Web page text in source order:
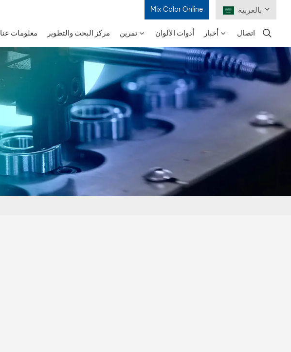
Mix Color Online بالعربية
English
Français
Deutsch
Português
معلومات عنا مركز البحث والتطوير تمرين أدوات الألوان أخبار اتصال